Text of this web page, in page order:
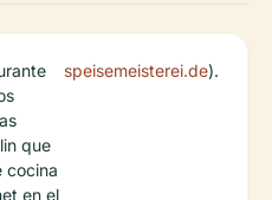
que
cocina
en el
speisemeisterei.de).